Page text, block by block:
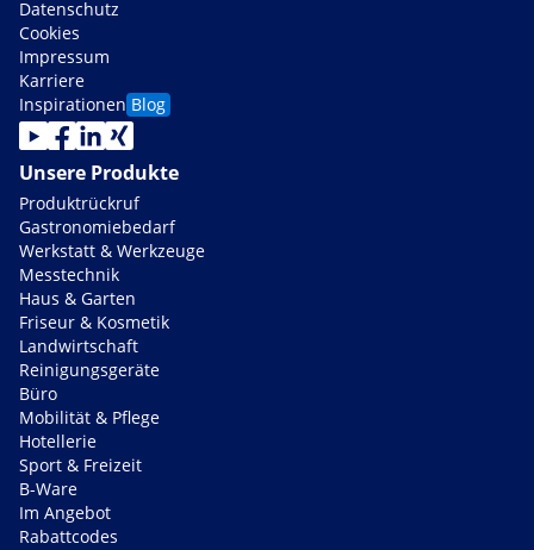
Datenschutz
Cookies
Impressum
Karriere
Inspirationen Blog
Unsere Produkte
Produktrückruf
Gastronomiebedarf
Werkstatt & Werkzeuge
Messtechnik
Haus & Garten
Friseur & Kosmetik
Landwirtschaft
Reinigungsgeräte
Büro
Mobilität & Pflege
Hotellerie
Sport & Freizeit
B-Ware
Im Angebot
Rabattcodes